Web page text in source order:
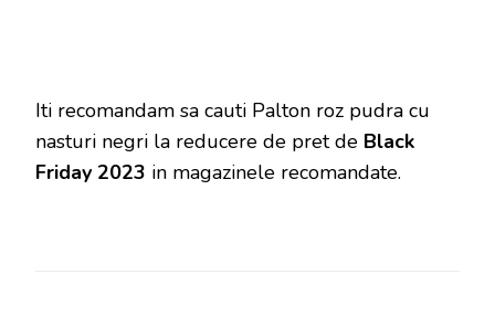
Iti recomandam sa cauti Palton roz pudra cu
nasturi negri la reducere de pret de Black
Friday 2023 in magazinele recomandate.